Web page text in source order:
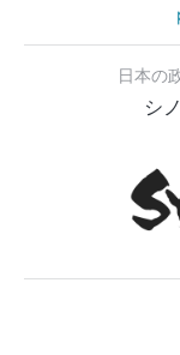
日本の
シ